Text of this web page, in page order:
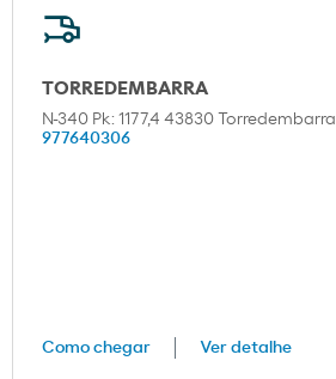
TORREDEMBARRA
N-340 Pk: 1177,4 43830 Torredembarra
977640306
Como chegar Ver detalhe